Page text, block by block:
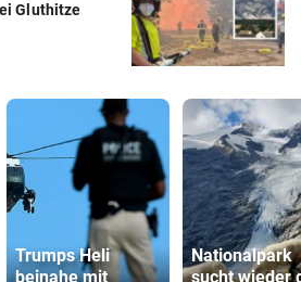
Gluthitze
Trumps Heli
beinahe mit
Nationalpark
sucht wieder